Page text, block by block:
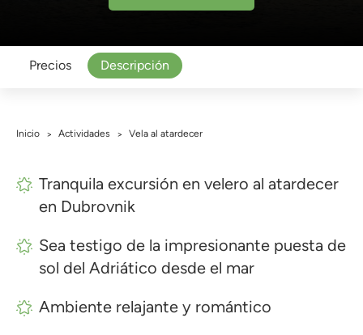
Precios Descripción
Inicio > Actividades > Vela al atardecer
Tranquila excursión en velero al atardecer
en Dubrovnik
Sea testigo de la impresionante puesta de
sol del Adriático desde el mar
Ambiente relajante y romántico